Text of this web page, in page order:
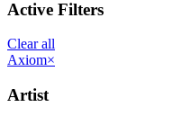
Active Filters
Clear all
Axiom×
Artist